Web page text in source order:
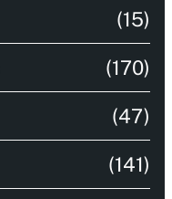
(15)
(170)
(47)
(141)